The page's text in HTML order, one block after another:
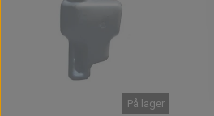
På lager